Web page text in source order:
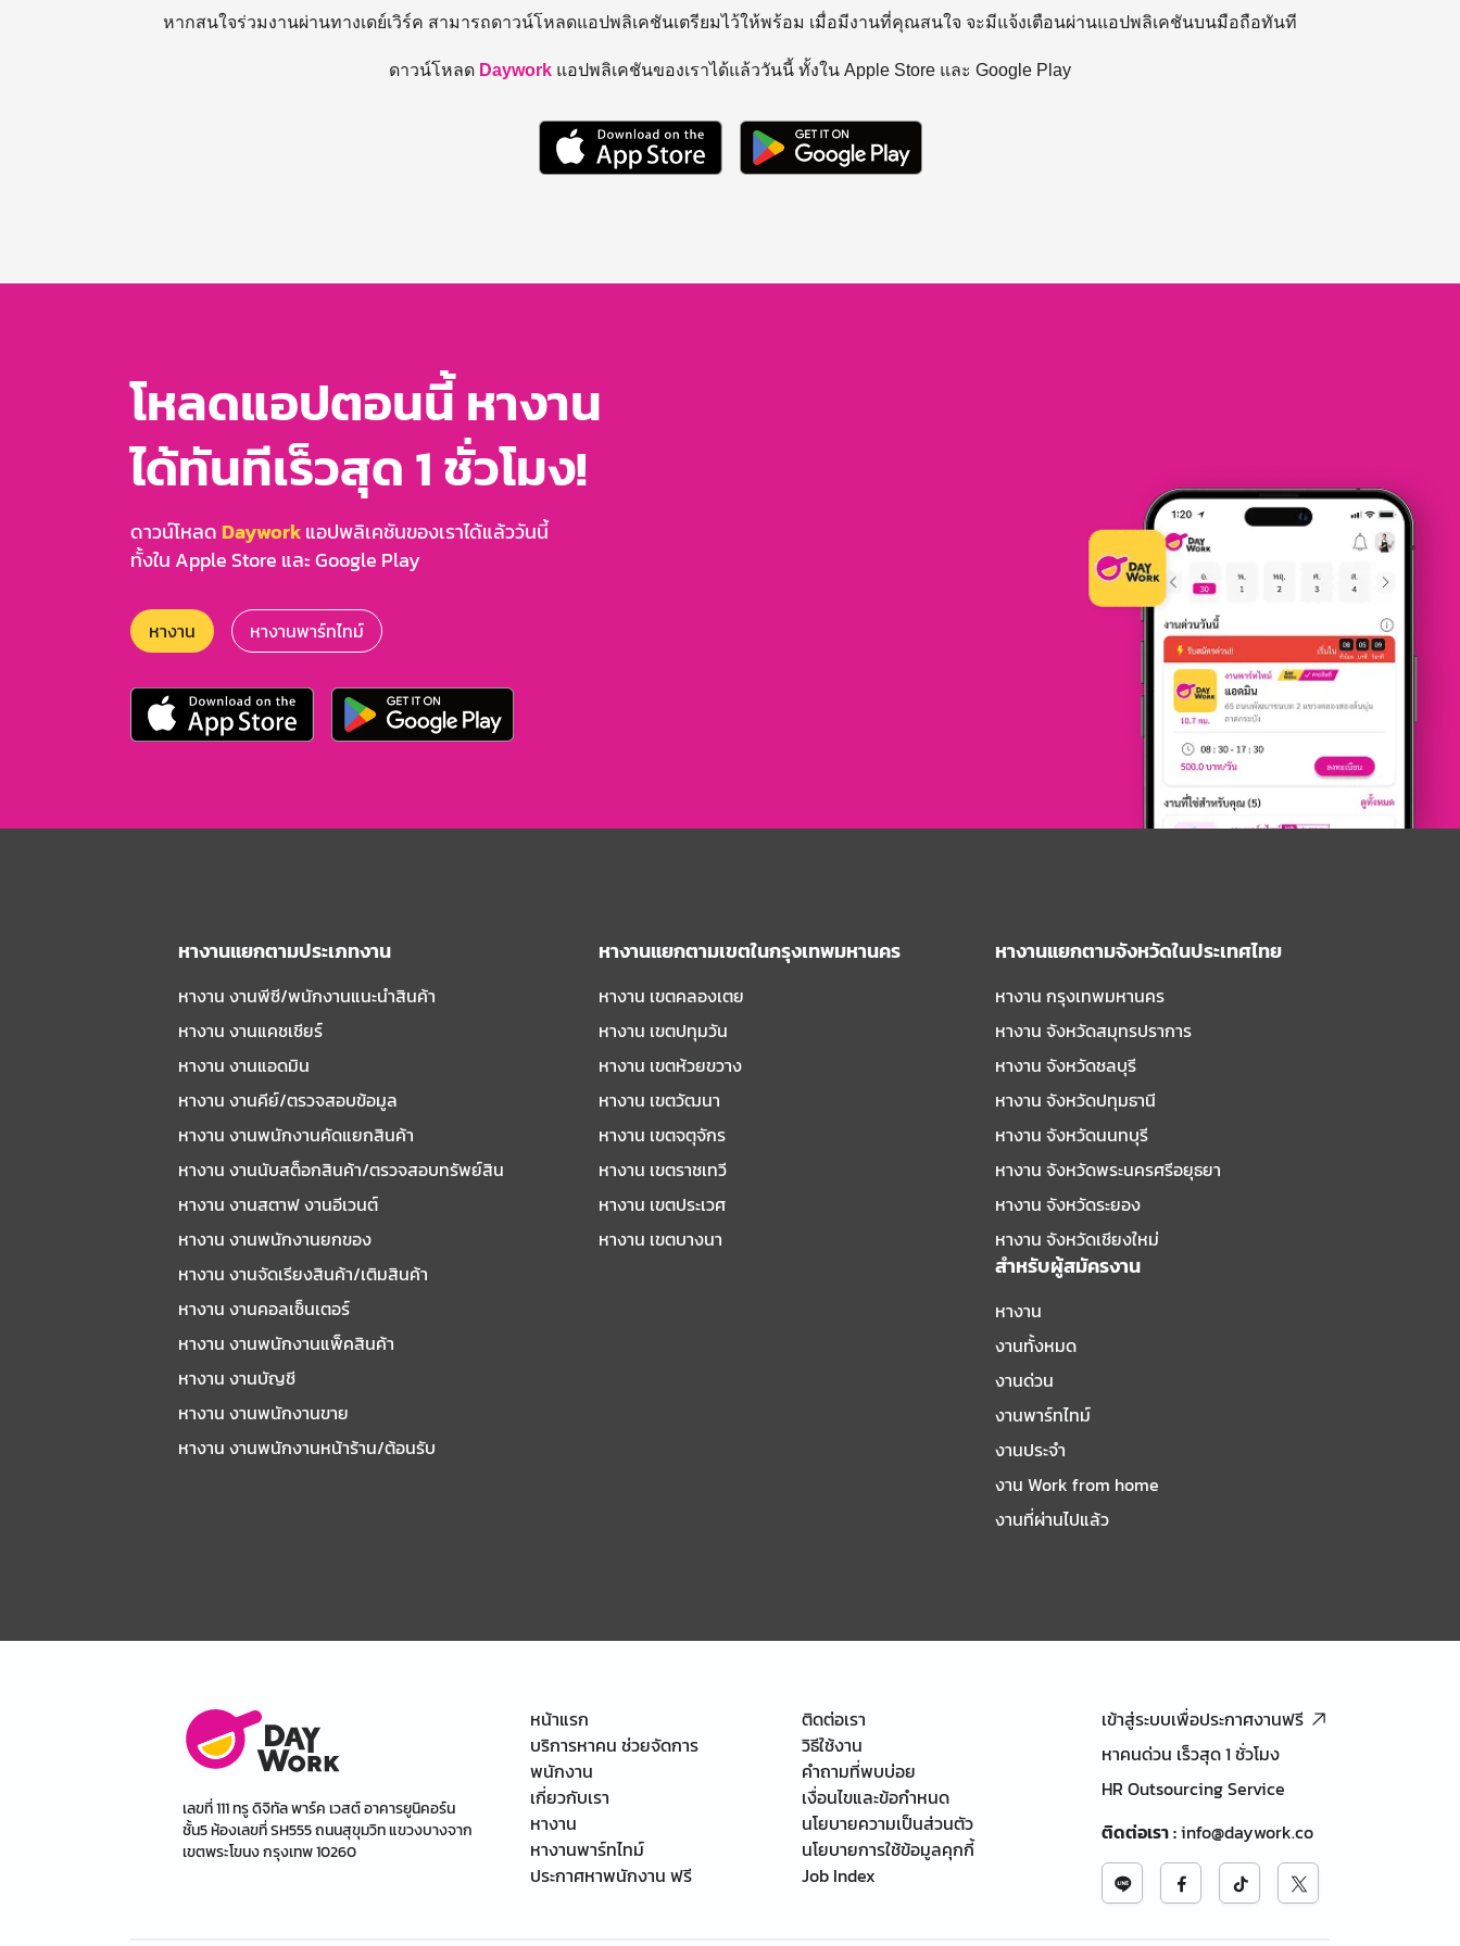
หากสนใจร่วมงานผ่านทางเดย์เวิร์ค สามารถดาวน์โหลดแอปพลิเคชันเตรียมไว้ให้พร้อม เมื่อมีงานที่คุณสนใจ จะมีแจ้งเตือนผ่านแอปพลิเคชันบนมือถือทันที
ดาวน์โหลด Daywork แอปพลิเคชันของเราได้แล้ววันนี้ ทั้งใน Apple Store และ Google Play
โหลดแอปตอนนี้ หางาน
ได้ทันทีเร็วสุด 1 ชั่วโมง!
ดาวน์โหลด Dayworkแอปพลิเคชันของเราได้แล้ววันนี้
ทั้งใน Apple Store และ Google Play
หางาน หางานพาร์ทไทม์
หางานแยกตามประเภทงาน
หางาน งานพีซี/พนักงานแนะนําสินค้า
หางาน งานแคชเชียร์
หางาน งานแอดมิน
หางาน งานคีย์/ตรวจสอบข้อมูล
หางาน งานพนักงานคัดแยกสินค้า
หางาน งานนับสต็อกสินค้า/ตรวจสอบทรัพย์สิน
หางาน งานสตาฟ งานอีเวนต์
หางาน งานพนักงานยกของ
หางาน งานจัดเรียงสินค้า/เติมสินค้า
หางาน งานคอลเซ็นเตอร์
หางาน งานพนักงานแพ็คสินค้า
หางาน งานบัญชี
หางาน งานพนักงานขาย
หางาน งานพนักงานหน้าร้าน/ต้อนรับ
หางานแยกตามเขตในกรุงเทพมหานคร
หางาน เขตคลองเตย
หางาน เขตปทุมวัน
หางาน เขตห้วยขวาง
หางาน เขตวัฒนา
หางาน เขตจตุจักร
หางาน เขตราชเทวี
หางาน เขตประเวศ
หางาน เขตบางนา
หางานแยกตามจังหวัดในประเทศไทย
หางาน กรุงเทพมหานคร
หางาน จังหวัดสมุทรปราการ
หางาน จังหวัดชลบุรี
หางาน จังหวัดปทุมธานี
หางาน จังหวัดนนทบุรี
หางาน จังหวัดพระนครศรีอยุธยา
หางาน จังหวัดระยอง
หางาน จังหวัดเชียงใหม่
สำหรับผู้สมัครงาน
หางาน
งานทั้งหมด
งานด่วน
งานพาร์ทไทม์
งานประจำ
งาน Work from home
งานที่ผ่านไปแล้ว
เลขที่ 111 ทรู ดิจิทัล พาร์ค เวสต์ อาคารยูนิคอร์น
ชั้น5 ห้องเลขที่ SH555 ถนนสุขุมวิท แขวงบางจาก
เขตพระโขนง กรุงเทพ 10260
หน้าแรก
บริการหาคน ช่วยจัดการ
พนักงาน
เกี่ยวกับเรา
หางาน
หางานพาร์ทไทม์
ประกาศหาพนักงาน ฟรี
ติดต่อเรา
วิธีใช้งาน
คำถามที่พบบ่อย
เงื่อนไขและข้อกำหนด
นโยบายความเป็นส่วนตัว
นโยบายการใช้ข้อมูลคุกกี้
Job Index
เข้าสู่ระบบเพื่อประกาศงานฟรี
หาคนด่วน เร็วสุด 1 ชั่วโมง
HR Outsourcing Service
ติดต่อเรา:info@daywork.co